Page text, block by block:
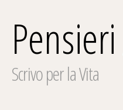
Pensieri
Scrivo per la Vita